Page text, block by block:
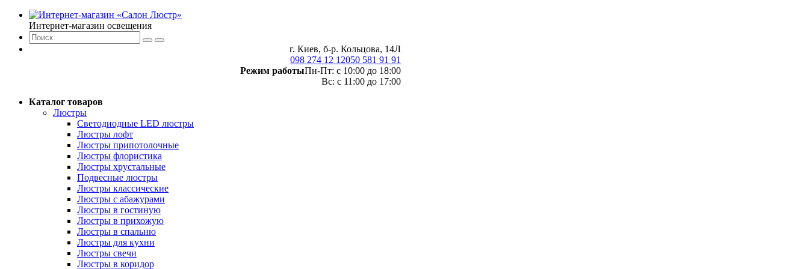
Интернет-магазин освещения
г. Киев, б-р. Кольцова, 14Л
098 274 12 12050 581 91 91
Режим работыПн-Пт: с 10:00 до 18:00
Вс: с 11:00 до 17:00
Каталог товаров
Люстры
Светодиодные LED люстры
Люстры лофт
Люстры припотолочные
Люстры флористика
Люстры хрустальные
Подвесные люстры
Люстры классические
Люстры с абажурами
Люстры в гостиную
Люстры в прихожую
Люстры в спальню
Люстры для кухни
Люстры свечи
Люстры в коридор